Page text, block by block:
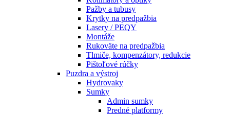
Pažby a tubusy
Krytky na predpažbia
Lasery / PEQY
Montáže
Rukoväte na predpažbia
Tlmiče, kompenzátory, redukcie
Pištoľové rúčky
Puzdra a výstroj
Hydrovaky
Sumky
Admin sumky
Predné platformy